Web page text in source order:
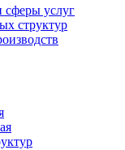
услуг
структур